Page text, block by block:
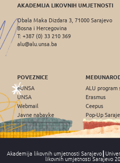
AKADEMIJA LIKOVNIH UMJETNOSTI
Obala Maka Dizdara 3, 71000 Sarajevo
Bosna i Hercegovina
T: +387 (0) 33 210 369
alu@alu.unsa.ba
POVEZNICE
eUNSA
UNSA
Webmail
Javne nabavke
ALU program
Erasmus
Ceepus
Pop-Up
Akademija likovnih umjetnosti
likovnih umjetnosti Sarajevo